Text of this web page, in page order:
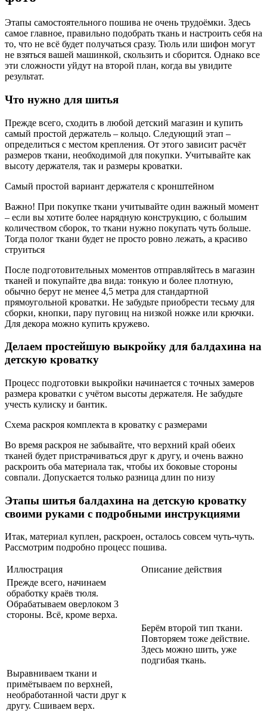
Этапы самостоятельного пошива не очень трудоёмки. Здесь
самое главное, правильно подобрать ткань и настроить себя на
то, что не всё будет получаться сразу. Тюль или шифон могут
не взяться вашей машинкой, скользить и сборится. Однако все
эти сложности уйдут на второй план, когда вы увидите
результат.
Что нужно для шитья
Прежде всего, сходить в любой детский магазин и купить
самый простой держатель – кольцо. Следующий этап –
определиться с местом крепления. От этого зависит расчёт
размеров ткани, необходимой для покупки. Учитывайте как
высоту держателя, так и размеры кроватки.
Самый простой вариант держателя с кронштейном
Важно! При покупке ткани учитывайте один важный момент
– если вы хотите более нарядную конструкцию, с большим
количеством сборок, то ткани нужно покупать чуть больше.
Тогда полог ткани будет не просто ровно лежать, а красиво
струиться
После подготовительных моментов отправляйтесь в магазин
тканей и покупайте два вида: тонкую и более плотную,
обычно берут не менее 4,5 метра для стандартной
прямоугольной кроватки. Не забудьте приобрести тесьму для
сборки, кнопки, пару пуговиц на низкой ножке или крючки.
Для декора можно купить кружево.
Делаем простейшую выкройку для балдахина на
детскую кроватку
Процесс подготовки выкройки начинается с точных замеров
размера кроватки с учётом высоты держателя. Не забудьте
учесть кулиску и бантик.
Схема раскроя комплекта в кроватку с размерами
Во время раскроя не забывайте, что верхний край обеих
тканей будет пристрачиваться друг к другу, и очень важно
раскроить оба материала так, чтобы их боковые стороны
совпали. Допускается только разница длин по низу
Этапы шитья балдахина на детскую кроватку
своими руками с подробными инструкциями
Итак, материал куплен, раскроен, осталось совсем чуть-чуть.
Рассмотрим подробно процесс пошива.
Иллюстрация
Описание действия
Прежде всего, начинаем
обработку краёв тюля.
Обрабатываем оверлоком 3
стороны. Всё, кроме верха.
Берём второй тип ткани.
Повторяем тоже действие.
Здесь можно шить, уже
подгибая ткань.
Выравниваем ткани и
примётываем по верхней,
необработанной части друг к
другу. Сшиваем верх.